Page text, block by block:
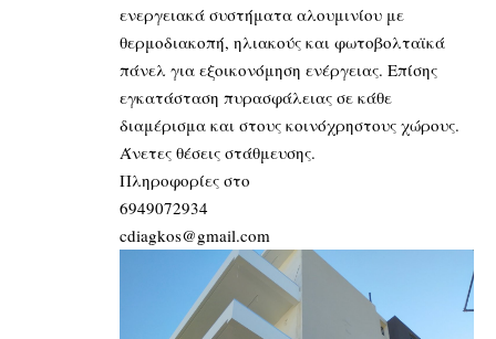
ενεργειακά συστήματα αλουμινίου με
θερμοδιακοπή, ηλιακούς και φωτοβολταϊκά
πάνελ για εξοικονόμηση ενέργειας. Επίσης
εγκατάσταση πυρασφάλειας σε κάθε
διαμέρισμα και στους κοινόχρηστους χώρους.
Άνετες θέσεις στάθμευσης.
Πληροφορίες στο
6949072934
cdiagkos@gmail.com